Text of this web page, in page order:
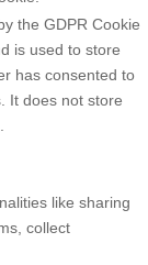
the GDPR Cookie
is used to store
has consented to
It does not store
like sharing
collect